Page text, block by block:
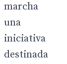
marcha
una
iniciativa
destinada